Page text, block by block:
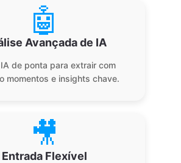
🤖
Avançada de IA
de ponta para extrair com
momentos e insights chave.
🎥
Entrada Flexível